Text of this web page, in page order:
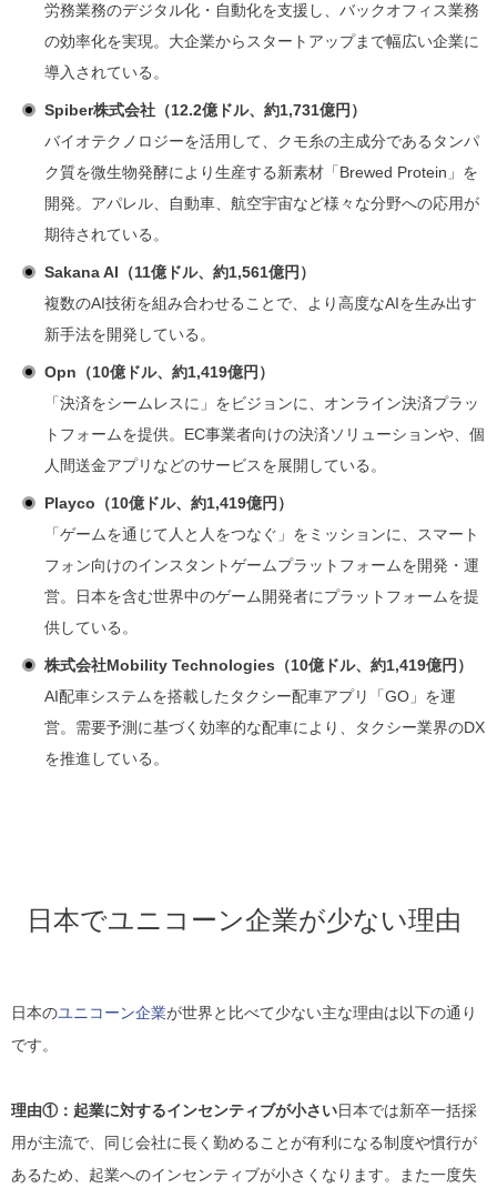
労務業務のデジタル化・自動化を支援し、バックオフィス業務
の効率化を実現。大企業からスタートアップまで幅広い企業に
導入されている。
Spiber株式会社（12.2億ドル、約1,731億円）
バイオテクノロジーを活用して、クモ糸の主成分であるタンパ
ク質を微生物発酵により生産する新素材「Brewed Protein」を
開発。アパレル、自動車、航空宇宙など様々な分野への応用が
期待されている。
Sakana AI（11億ドル、約1,561億円）
複数のAI技術を組み合わせることで、より高度なAIを生み出す
新手法を開発している。
Opn（10億ドル、約1,419億円）
「決済をシームレスに」をビジョンに、オンライン決済プラッ
トフォームを提供。EC事業者向けの決済ソリューションや、個
人間送金アプリなどのサービスを展開している。
Playco （10億ドル、約1,419億円）
「ゲームを通じて人と人をつなぐ」をミッションに、スマート
フォン向けのインスタントゲームプラットフォームを開発・運
営。日本を含む世界中のゲーム開発者にプラットフォームを提
供している。
株式会社Mobility Technologies（10億ドル、約1,419億円）
AI配車システムを搭載したタクシー配車アプリ「GO」を運
営。需要予測に基づく効率的な配車により、タクシー業界のDX
を推進している。
日本でユニコーン企業が少ない理由
日本のユニコーン企業が世界と比べて少ない主な理由は以下の通り
です。
理由①：起業に対するインセンティブが小さい日本では新卒一括採
用が主流で、同じ会社に長く勤めることが有利になる制度や慣行が
あるため、起業へのインセンティブが小さくなります。また一度失